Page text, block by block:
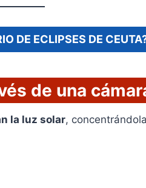
DE ECLIPSES DE
de una
la luz solar,